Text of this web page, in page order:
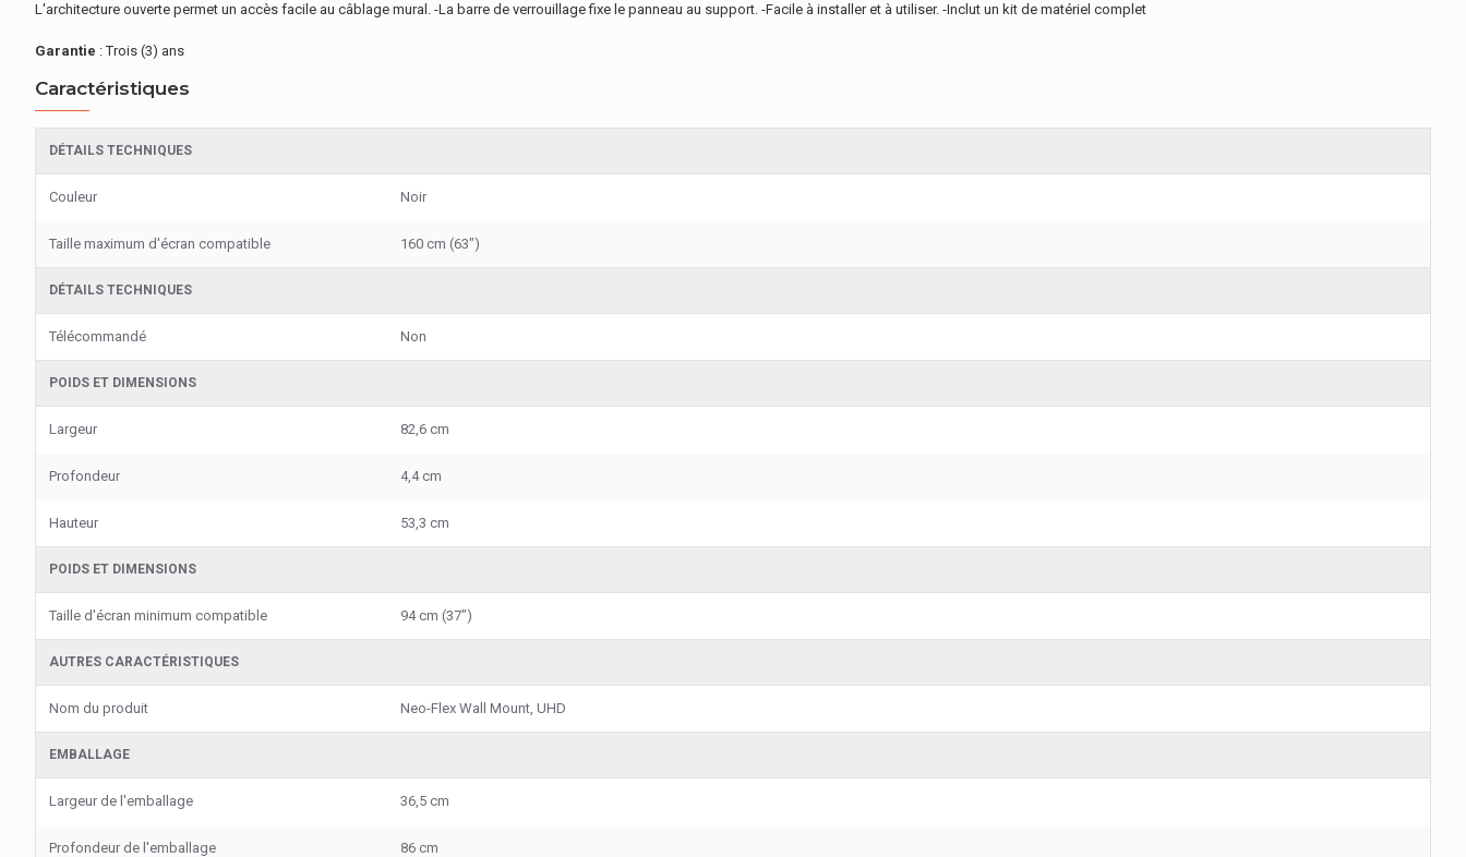
L'architecture ouverte permet un accès facile au câblage mural. -La barre de verrouillage fixe le panneau au support. -Facile à installer et à utiliser. -Inclut un kit de matériel complet
Garantie : Trois (3) ans
Caractéristiques
DÉTAILS TECHNIQUES
Couleur Noir
Taille maximum d'écran compatible 160 cm (63")
DÉTAILS TECHNIQUES
Télécommandé Non
POIDS ET DIMENSIONS
Largeur 82,6 cm
Profondeur 4,4 cm
Hauteur 53,3 cm
POIDS ET DIMENSIONS
Taille d'écran minimum compatible 94 cm (37")
AUTRES CARACTÉRISTIQUES
Nom du produit Neo-Flex Wall Mount, UHD
EMBALLAGE
Largeur de l'emballage 36,5 cm
Profondeur de l'emballage 86 cm